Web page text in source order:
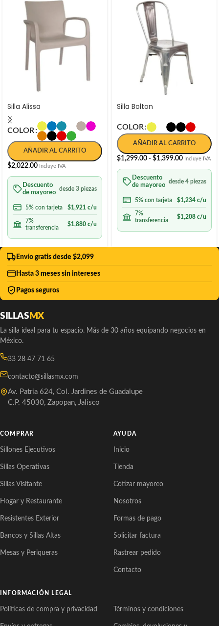
Silla Alissa
COLOR
AÑADIR AL CARRITO
$2,022.00 Incluye IVA
Descuento
de mayoreo
desde 3 piezas
5% con tarjeta $1,921 c/u
7%
transferencia
$1,880 c/u
Silla Bolton
COLOR
AÑADIR AL CARRITO
$1,299.00 - $1,399.00 Incluye IVA
Descuento
de mayoreo
desde 4 piezas
5% con tarjeta $1,234 c/u
7%
transferencia
$1,208 c/u
Envío gratis desde $2,099
Hasta 3 meses sin intereses
Pagos seguros
SILLAS MX
La silla ideal para tu espacio. Más de 30 años equipando negocios en
México.
33 28 47 71 65
contacto@sillasmx.com
Av. Patria 624, Col. Jardines de Guadalupe
C.P. 45030, Zapopan, Jalisco
COMPRAR
Sillones Ejecutivos
Sillas Operativas
Sillas Visitante
Hogar y Restaurante
Resistentes Exterior
Bancos y Sillas Altas
Mesas y Periqueras
AYUDA
Inicio
Tienda
Cotizar mayoreo
Nosotros
Formas de pago
Solicitar factura
Rastrear pedido
Contacto
INFORMACIÓN LEGAL
Políticas de compra y privacidad Términos y condiciones